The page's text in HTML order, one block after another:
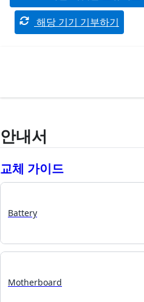
해당 기기 기부하기
안내서
교체 가이드
Battery
Motherboard